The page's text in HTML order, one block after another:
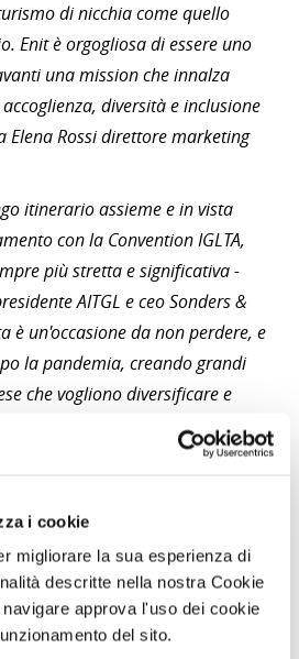
i cookie
migliorare la sua esperienza di
descritte nella nostra Cookie
approva l'uso dei cookie
del sito.
di nicchia come quello
Enit è orgogliosa di essere uno
una mission che innalza
diversità e inclusione
Rossi direttore marketing
itinerario assieme e in vista
con la Convention IGLTA,
più stretta e significativa -
AITGL e ceo Sonders &
è un'occasione da non perdere, e
la pandemia, creando grandi
che vogliono diversificare e
segmento turistico che ci
anche rispetto a tutti gli